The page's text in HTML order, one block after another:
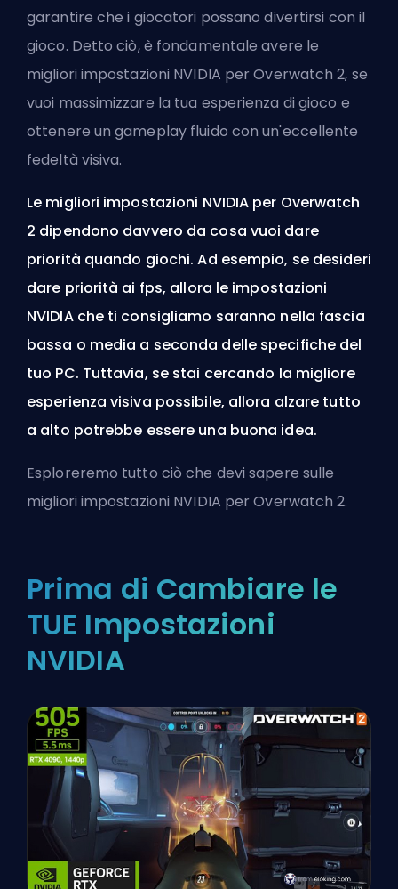
garantire che i giocatori possano divertirsi con il
gioco. Detto ciò, è fondamentale avere le
migliori impostazioni NVIDIA per Overwatch 2, se
vuoi massimizzare la tua esperienza di gioco e
ottenere un gameplay fluido con un'eccellente
fedeltà visiva.
Le migliori impostazioni NVIDIA per Overwatch
2 dipendono davvero da cosa vuoi dare
priorità quando giochi. Ad esempio, se desideri
dare priorità ai fps, allora le impostazioni
NVIDIA che ti consigliamo saranno nella fascia
bassa o media a seconda delle specifiche del
tuo PC. Tuttavia, se stai cercando la migliore
esperienza visiva possibile, allora alzare tutto
a alto potrebbe essere una buona idea.
Esploreremo tutto ciò che devi sapere sulle
migliori impostazioni NVIDIA per Overwatch 2.
Prima di Cambiare le
TUE Impostazioni
NVIDIA